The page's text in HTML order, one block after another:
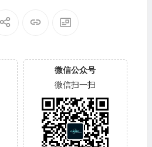
微信公众号
微信扫一扫